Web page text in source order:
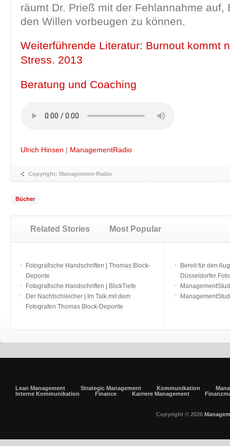
räumt Dr. Prieß mit der Fehlannahme auf,
den Willen vorbeugen zu können.
Weiterführende Literatur: Burnout kommt
Stress. 2013
Beratung und Coaching
Ulrich Hinsen | ManagementRadio
Copyright: Management-Radio
Bücher
Related Stories Most Popular
Fotografische Handschriften | Thomas Block-
Deponte
Fotografische Handschriften | BlickTiefe
Der Nachtschleicher | Im Talk mit dem
Fotografen Thomas Block-Deponte
Bereit für den
Düsseldorfer
Lean Management Strategic Management Kommunikation
Interne Kommunikation
Finance Karriere Management
Copyright © 2026